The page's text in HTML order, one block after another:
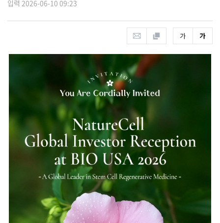
입력 2026-06-10 09:23